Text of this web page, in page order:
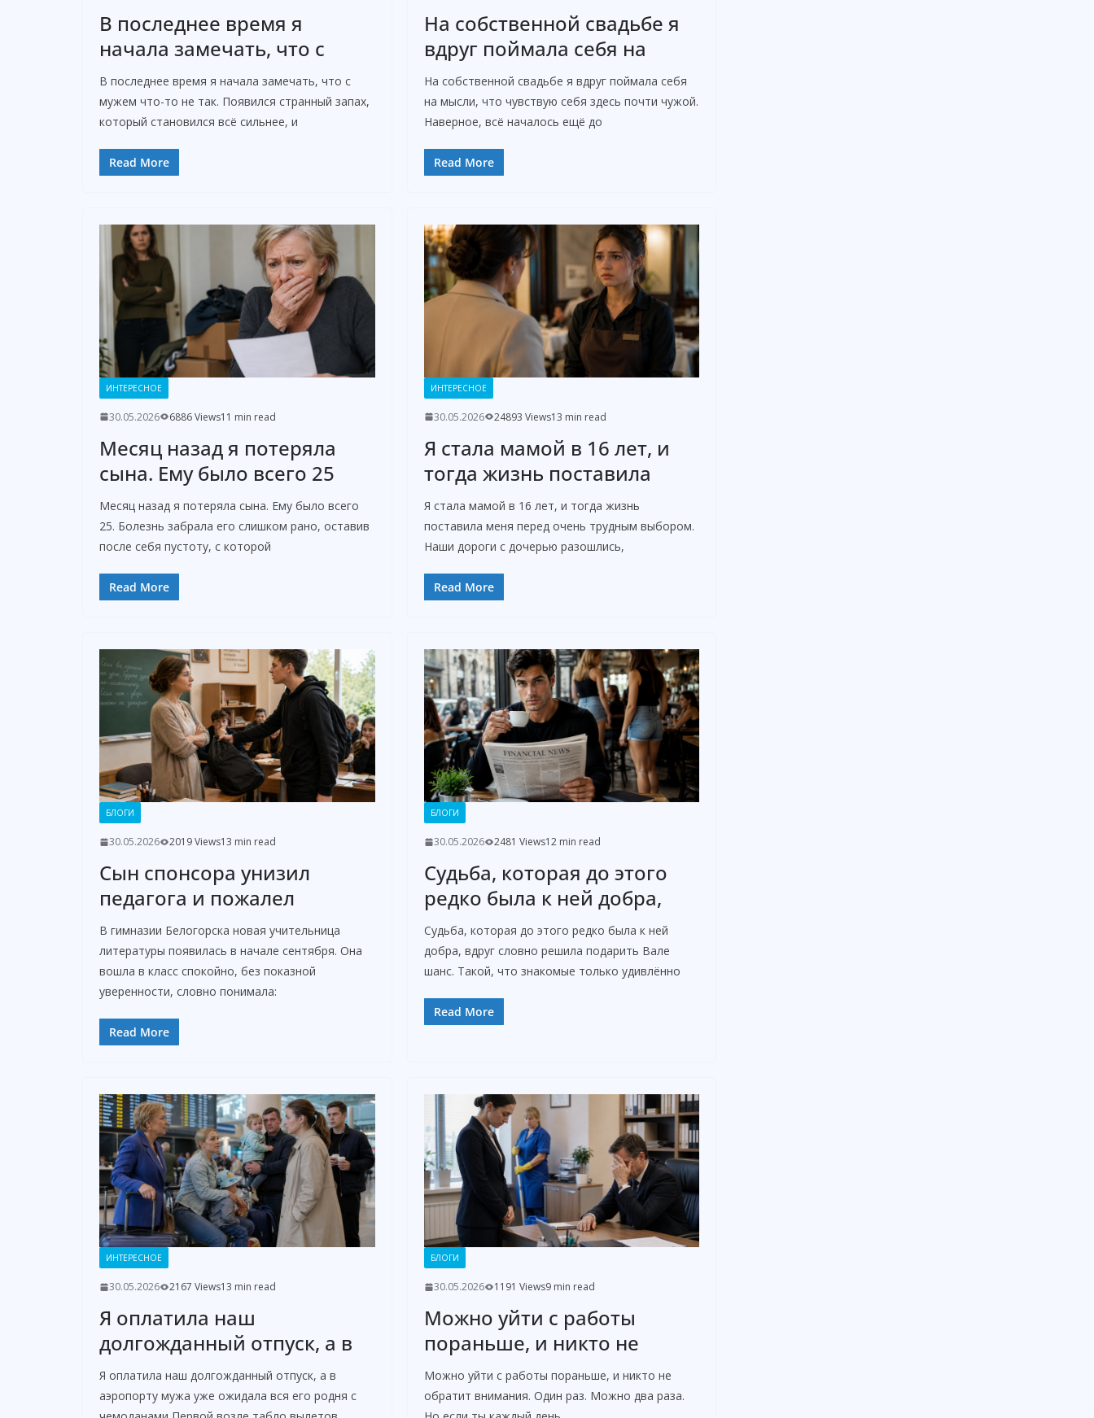
В последнее время я
начала замечать, что с
В последнее время я начала замечать, что с
мужем что-то не так. Появился странный запах,
который становился всё сильнее, и
Read More
На собственной свадьбе я
вдруг поймала себя на
На собственной свадьбе я вдруг поймала себя
на мысли, что чувствую себя здесь почти чужой.
Наверное, всё началось ещё до
Read More
ИНТЕРЕСНОЕ
30.05.2026 6886 Views11 min read
Месяц назад я потеряла
сына. Ему было всего 25
Месяц назад я потеряла сына. Ему было всего
25. Болезнь забрала его слишком рано, оставив
после себя пустоту, с которой
Read More
ИНТЕРЕСНОЕ
30.05.2026 24893 Views13 min read
Я стала мамой в 16 лет, и
тогда жизнь поставила
Я стала мамой в 16 лет, и тогда жизнь
поставила меня перед очень трудным выбором.
Наши дороги с дочерью разошлись,
Read More
БЛОГИ
30.05.2026 2019 Views13 min read
Сын спонсора унизил
педагога и пожалел
В гимназии Белогорска новая учительница
литературы появилась в начале сентября. Она
вошла в класс спокойно, без показной
уверенности, словно понимала:
Read More
БЛОГИ
30.05.2026 2481 Views12 min read
Судьба, которая до этого
редко была к ней добра,
Судьба, которая до этого редко была к ней
добра, вдруг словно решила подарить Вале
шанс. Такой, что знакомые только удивлённо
Read More
ИНТЕРЕСНОЕ
30.05.2026 2167 Views13 min read
Я оплатила наш
долгожданный отпуск, а в
Я оплатила наш долгожданный отпуск, а в
аэропорту мужа уже ожидала вся его родня с
БЛОГИ
30.05.2026 1191 Views9 min read
Можно уйти с работы
пораньше, и никто не
Можно уйти с работы пораньше, и никто не
обратит внимания. Один раз. Можно два раза.